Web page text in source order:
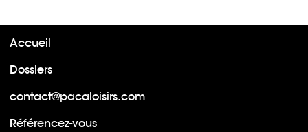
Accueil
Dossiers
contact@pacaloisirs.com
Référencez-vous